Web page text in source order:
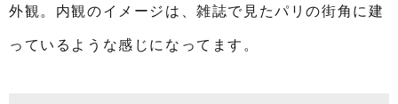
外観。内観のイメージは、雑誌で見たパリの街角に建
っているような感じになってます。